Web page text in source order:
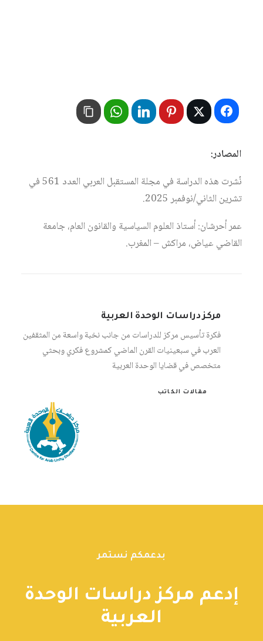
المصادر:
نُشرت هذه الدراسة في مجلة المستقبل العربي العدد 561 في
تشرين الثاني/نوفمبر 2025.
عمر أحرشان: أستاذ العلوم السياسية والقانون العام، جامعة
القاضي عياض، مراكش – المغرب.
مركز دراسات الوحدة العربية
فكرة تأسيس مركز للدراسات من جانب نخبة واسعة من المثقفين
العرب في سبعينيات القرن الماضي كمشروع فكري وبحثي
متخصص في قضايا الوحدة العربية
مقالات الكاتب
بدعمكم نستمر
إدعم مركز دراسات الوحدة
العربية